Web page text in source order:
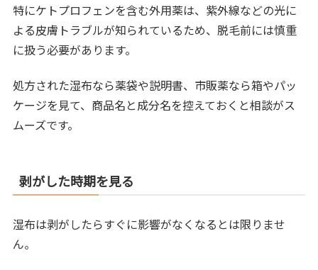
特にケトプロフェンを含む外用薬は、紫外線などの光に
よる皮膚トラブルが知られているため、脱毛前には慎重
に扱う必要があります。
処方された湿布なら薬袋や説明書、市販薬なら箱やパッ
ケージを見て、商品名と成分名を控えておくと相談がス
ムーズです。
剥がした時期を見る
湿布は剥がしたらすぐに影響がなくなるとは限りませ
ん。